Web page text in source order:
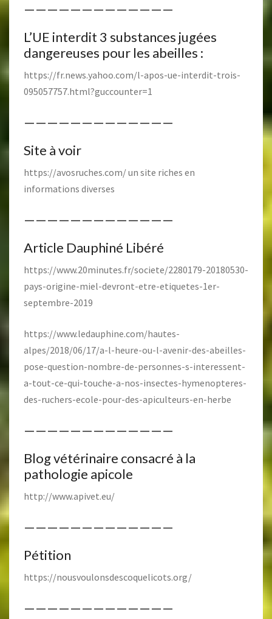
—————————————
L’UE interdit 3 substances jugées
dangereuses pour les abeilles :
https://fr.news.yahoo.com/l-apos-ue-interdit-trois-
095057757.html?guccounter=1
—————————————
Site à voir
https://avosruches.com/un site riches en
informations diverses
—————————————
Article Dauphiné Libéré
https://www.20minutes.fr/societe/2280179-20180530-
pays-origine-miel-devront-etre-etiquetes-1er-
septembre-2019
https://www.ledauphine.com/hautes-
alpes/2018/06/17/a-l-heure-ou-l-avenir-des-abeilles-
pose-question-nombre-de-personnes-s-interessent-
a-tout-ce-qui-touche-a-nos-insectes-hymenopteres-
des-ruchers-ecole-pour-des-apiculteurs-en-herbe
—————————————
Blog vétérinaire consacré à la
pathologie apicole
http://www.apivet.eu/
—————————————
Pétition
https://nousvoulonsdescoquelicots.org/
—————————————